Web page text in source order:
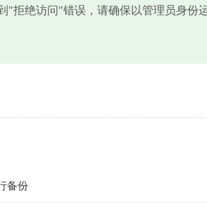
"拒绝访问"错误，请确保以管理员身份
备份